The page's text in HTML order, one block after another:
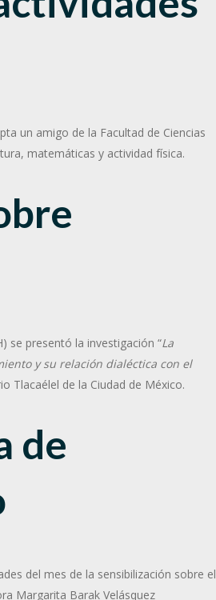
un amigo de la Facultad de Ciencias
matemáticas y actividad física.
se presentó la investigación “La
y su relación dialéctica con el
Tlacaélel de la Ciudad de México.
de
del mes de la sensibilización sobre el
Margarita Barak Velásquez